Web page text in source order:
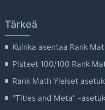
Tärkeä
Kuinka asentaa Rank
Pisteet 100/100 Rank
Rank Math Yleiset
"Titles and Meta" -